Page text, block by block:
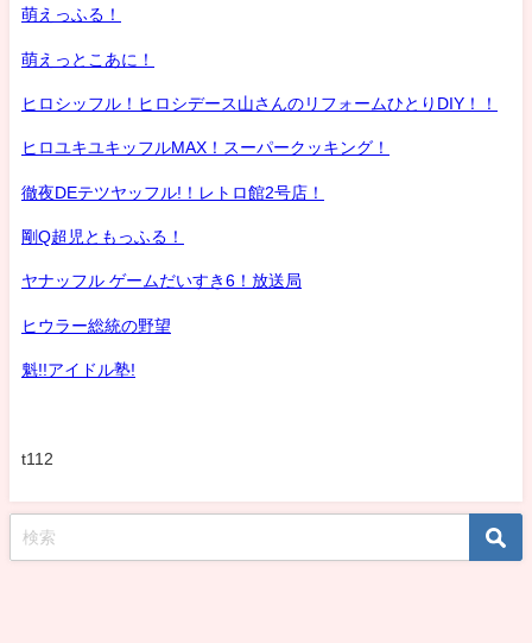
萌えっふる！
萌えっとこあに！
ヒロシッフル！ヒロシデース山さんのリフォームひとりDIY！！
ヒロユキユキッフルMAX！スーパークッキング！
徹夜DEテツヤッフル!！レトロ館2号店！
剛Q超児ともっふる！
ヤナッフル ゲームだいすき6！放送局
ヒウラー総統の野望
魁!!アイドル塾!
t112